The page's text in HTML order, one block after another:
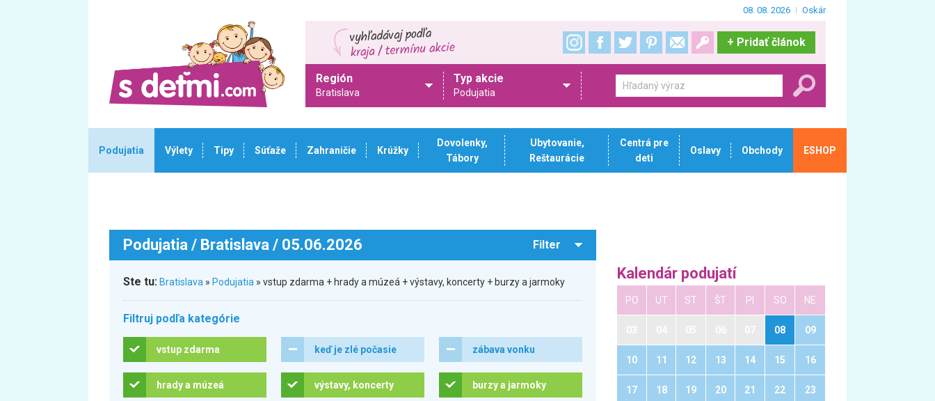
08. 08. 2026 Oskár
+ Pridať článok
Región
Bratislava
Typ akcie
Podujatia
Podujatia Výlety Tipy Súťaže Zahraničie Krúžky
Dovolenky,
Tábory
Ubytovanie,
Reštaurácie
Centrá pre
deti
Oslavy Obchody ESHOP
Podujatia / Bratislava / 05.06.2026 Filter
Ste tu: Bratislava » Podujatia » vstup zdarma + hrady a múzeá + výstavy, koncerty + burzy a jarmoky
Filtruj podľa kategórie
vstup zdarma keď je zlé počasie zábava vonku
hrady a múzeá výstavy, koncerty burzy a jarmoky
Kalendár podujatí
PO UT ST ŠT PI SO NE
08 09
10 11 12 13 14 15 16
17 18 19 20 21 22 23